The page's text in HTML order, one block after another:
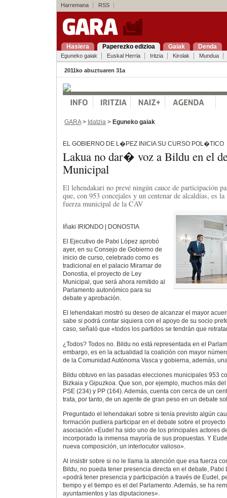
Harremana RSS
Hasiera Paperezko edizioa Gaiak Denda
Eguneko gaiak Euskal Herria Iritzia Kirolak Mundua
2011ko abuztuaren 31a
GARA> Idatzia > Eguneko gaiak
EL GOBIERNO DE L�PEZ INICIA SU CURSO POL�TICO
Lakua no dar� voz a Bildu en el
Municipal
El lehendakari no prevé ningún cauce de participación
que, con 953 concejales y un centenar de alcaldías, es
fuerza municipal de la CAV
Iñaki IRIONDO | DONOSTIA
El Ejecutivo de Patxi López aprobó
ayer, en su Consejo de Gobierno de
inicio de curso, celebrado como es
tradicional en el palacio Miramar de
Donostia, el proyecto de Ley
Municipal, que será ahora remitido al
Parlamento autonómico para su
debate y aprobación.
El lehendakari mostró su deseo de alcanzar el mayor
sabe si podrá contar siquiera con el apoyo de su socio
caso, señaló que «todos los partidos se tendrán que
¿Todos? Todos no. Bildu no está representada en el
embargo, es en la actualidad la coalición con mayor
de la Comunidad Autónoma Vasca y gobierna, además,
Bildu obtuvo en las pasadas elecciones municipales 953
Bizkaia y Gipuzkoa. Que son, por ejemplo, muchos más
PSE (234) y PP (164). Además, cuenta con cerca de un
trata, por tanto, de un agente de gran peso en un debate
Preguntado el lehendakari sobre si tenía previsto algún
formación pudiera participar en el debate sobre el
asociación «Eudel ha sido uno de los principales actores
incorporado la inmensa mayoría de sus propuestas. Y
nueva composición, un interlocutor valioso».
Al insistir sobre si no le llama la atención que esa fuerza
Bildu, no pueda tener presencia directa en el debate, Patxi
«podrá tener presencia y participación a través de Eudel,
tiempo y el tiempo es el del Parlamento. Además, se ha
ayuntamientos y las diputaciones».